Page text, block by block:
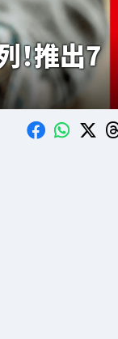
！推出7